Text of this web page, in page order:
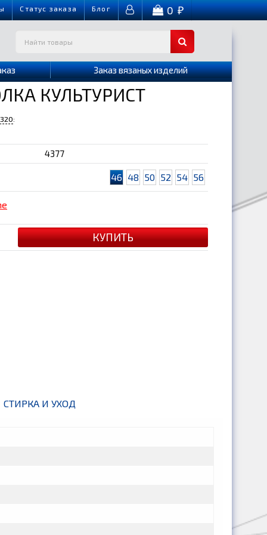
Cтатус заказа Блог 0₽
Заказ вязаных изделий
КУЛЬТУРИСТ
:
4377
46 48 50 52 54 56
СТИРКА И УХОД